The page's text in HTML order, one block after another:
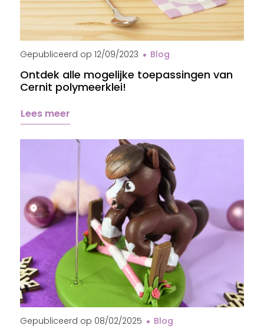
Gepubliceerd op 12/09/2023 Blog
Ontdek alle mogelijke toepassingen van
Cernit polymeerklei!
Lees meer
Gepubliceerd op 08/02/2025 Blog